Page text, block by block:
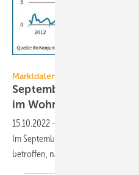
Marktdaten
September 2022:
im Wohnungsbau
15.10.2022 -
Im September 2022 waren 16,7 %
betroffen, nach 11,6 % im